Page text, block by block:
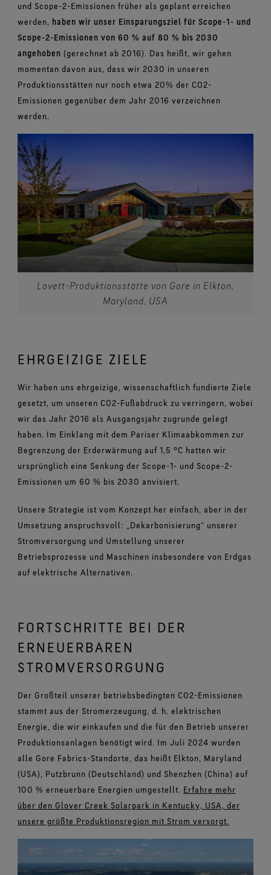
und Scope-2-Emissionen früher als geplant erreichen
werden, haben wir unser Einsparungsziel für Scope-1- und
Scope-2-Emissionen von 60 % auf 80 % bis 2030
angehoben (gerechnet ab 2016). Das heißt, wir gehen
momentan davon aus, dass wir 2030 in unseren
Produktionsstätten nur noch etwa 20% der CO2-
Emissionen gegenüber dem Jahr 2016 verzeichnen
werden.
Lovett-Produktionsstätte von Gore in Elkton,
Maryland, USA
EHRGEIZIGE ZIELE
Wir haben uns ehrgeizige, wissenschaftlich fundierte Ziele
gesetzt, um unseren CO2-Fußabdruck zu verringern, wobei
wir das Jahr 2016 als Ausgangsjahr zugrunde gelegt
haben. Im Einklang mit dem Pariser Klimaabkommen zur
Begrenzung der Erderwärmung auf 1,5 °C hatten wir
ursprünglich eine Senkung der Scope-1- und Scope-2-
Emissionen um 60 % bis 2030 anvisiert.
Unsere Strategie ist vom Konzept her einfach, aber in der
Umsetzung anspruchsvoll: „Dekarbonisierung“ unserer
Stromversorgung und Umstellung unserer
Betriebsprozesse und Maschinen insbesondere von Erdgas
auf elektrische Alternativen.
FORTSCHRITTE BEI DER
ERNEUERBAREN
STROMVERSORGUNG
Der Großteil unserer betriebsbedingten CO2-Emissionen
stammt aus der Stromerzeugung, d. h. elektrischen
Energie, die wir einkaufen und die für den Betrieb unserer
Produktionsanlagen benötigt wird. Im Juli 2024 wurden
alle Gore Fabrics-Standorte, das heißt Elkton, Maryland
(USA), Putzbrunn (Deutschland) und Shenzhen (China) auf
100 % erneuerbare Energien umgestellt. Erfahre mehr
über den Glover Creek Solarpark in Kentucky, USA, der
unsere größte Produktionsregion mit Strom versorgt.